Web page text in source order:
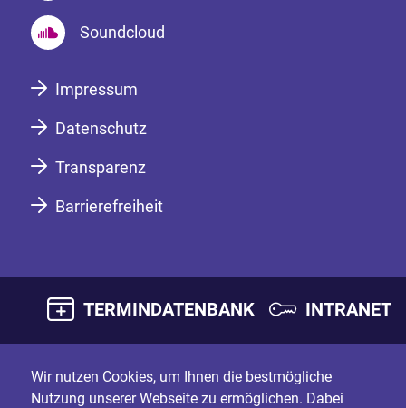
Soundcloud
Impressum
Datenschutz
Transparenz
Barrierefreiheit
TERMINDATENBANK INTRANET
Wir nutzen Cookies, um Ihnen die bestmögliche
Nutzung unserer Webseite zu ermöglichen. Dabei